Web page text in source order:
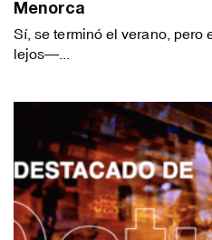
Menorca
Sí, se terminó el verano,
lejos—...